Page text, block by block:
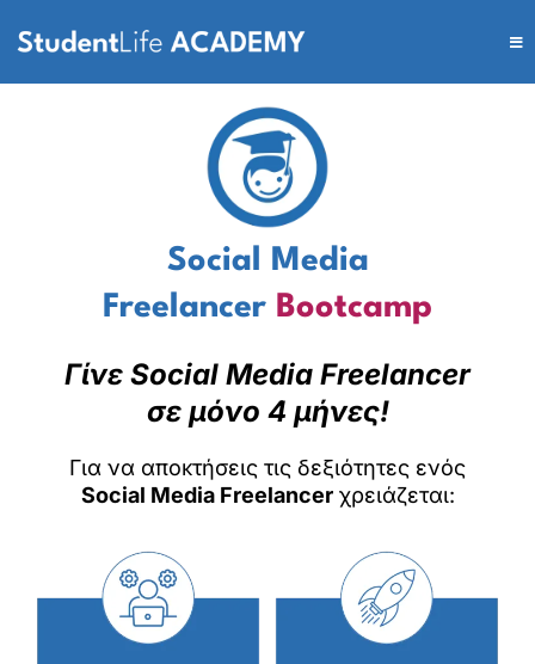
Social Media
Freelancer Bootcamp
Γίνε Social Media Freelancer
σε μόνο 4 μήνες!
Για να αποκτήσεις τις δεξιότητες ενός
Social Media Freelancerχρειάζεται: